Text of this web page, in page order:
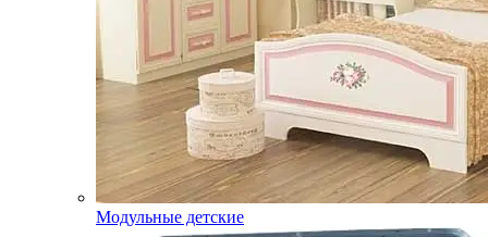
Модульные детские